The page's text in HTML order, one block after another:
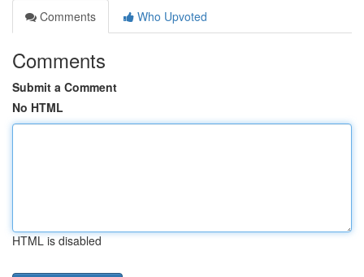
Comments
Who Upvoted
Comments
Submit a Comment
No HTML
HTML is disabled